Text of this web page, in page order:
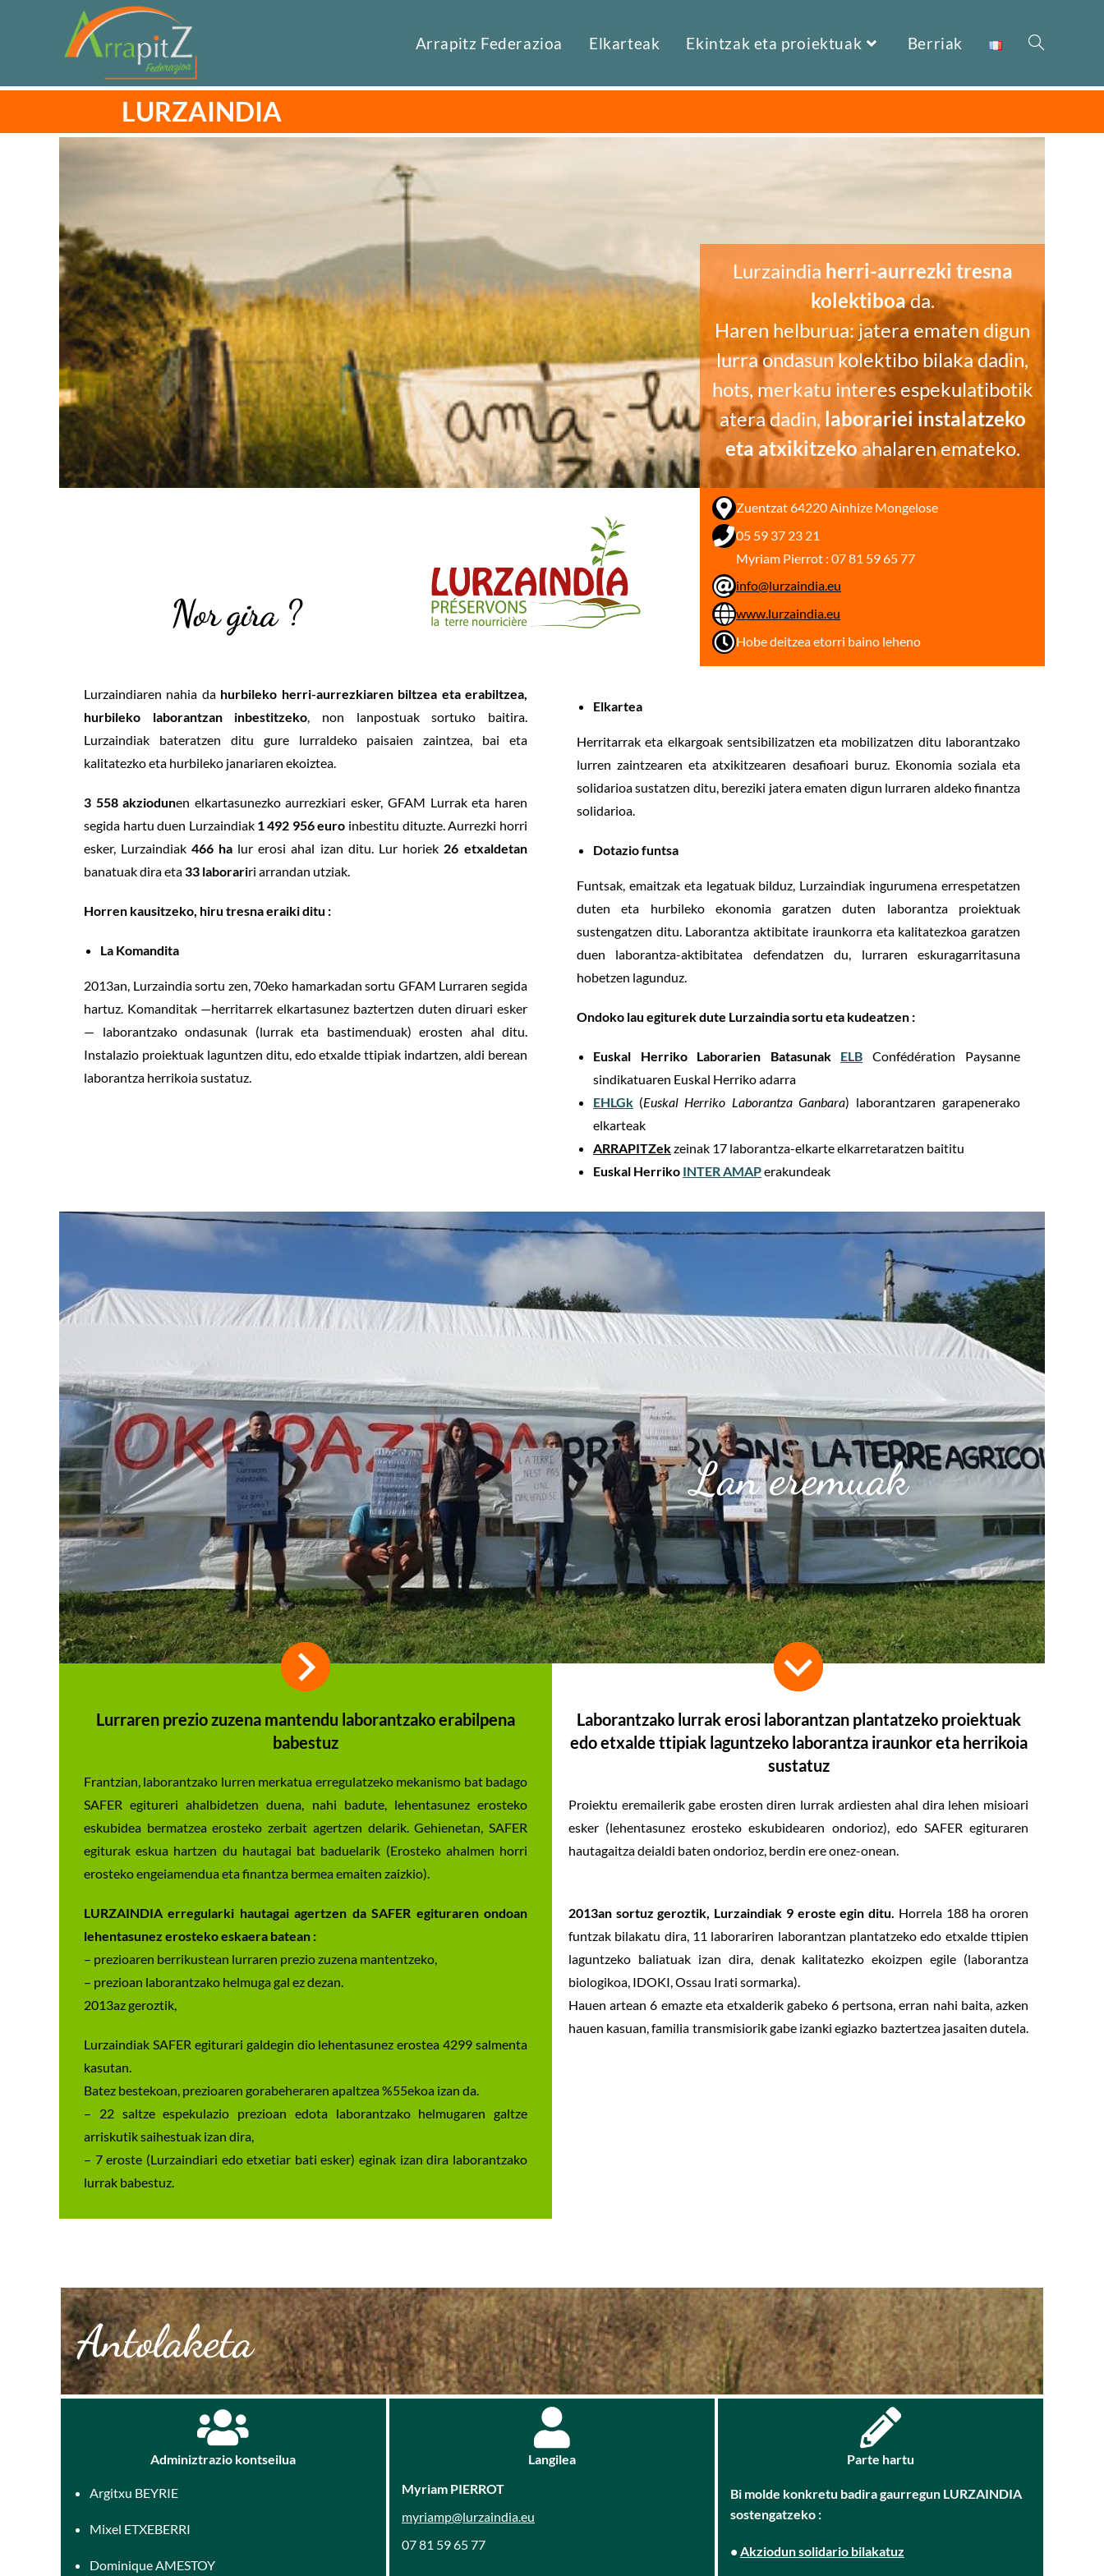
Arrapitz Federazioa Elkarteak Ekintzak eta proiektuak Berriak
LURZAINDIA
Lurzaindia herri-aurrezki tresna
kolektiboada.
Haren helburua: jatera ematen digun
lurra ondasun kolektibo bilaka dadin,
hots, merkatu interes espekulatibotik
atera dadin, laborariei instalatzeko
eta atxikitzeko ahalaren emateko.
Nor gira ?
Zuentzat 64220 Ainhize Mongelose
05 59 37 23 21
Myriam Pierrot : 07 81 59 65 77
info@lurzaindia.eu
www.lurzaindia.eu
Hobe deitzea etorri baino leheno
Lurzaindiaren nahia da hurbileko herri-aurrezkiaren biltzea eta erabiltzea,
hurbileko laborantzan inbestitzeko, non lanpostuak sortuko baitira.
Lurzaindiak bateratzen ditu gure lurraldeko paisaien zaintzea, bai eta
kalitatezko eta hurbileko janariaren ekoiztea.
3 558 akziodunen elkartasunezko aurrezkiari esker, GFAM Lurrak eta haren
segida hartu duen Lurzaindiak 1 492 956 euro inbestitu dituzte. Aurrezki horri
esker, Lurzaindiak 466 ha lur erosi ahal izan ditu. Lur horiek 26 etxaldetan
banatuak dira eta33 laborariri arrandan utziak.
Horren kausitzeko, hiru tresna eraiki ditu :
La Komandita
2013an, Lurzaindia sortu zen, 70eko hamarkadan sortu GFAM Lurraren segida
hartuz. Komanditak —herritarrek elkartasunez baztertzen duten diruari esker
— laborantzako ondasunak (lurrak eta bastimenduak) erosten ahal ditu.
Instalazio proiektuak laguntzen ditu, edo etxalde ttipiak indartzen, aldi berean
laborantza herrikoia sustatuz.
Elkartea
Herritarrak eta elkargoak sentsibilizatzen eta mobilizatzen ditu laborantzako
lurren zaintzearen eta atxikitzearen desafioari buruz. Ekonomia soziala eta
solidarioa sustatzen ditu, bereziki jatera ematen digun lurraren aldeko finantza
solidarioa.
Dotazio funtsa
Funtsak, emaitzak eta legatuak bilduz, Lurzaindiak ingurumena errespetatzen
duten eta hurbileko ekonomia garatzen duten laborantza proiektuak
sustengatzen ditu. Laborantza aktibitate iraunkorra eta kalitatezkoa garatzen
duen laborantza-aktibitatea defendatzen du, lurraren eskuragarritasuna
hobetzen lagunduz.
Ondoko lau egiturek dute Lurzaindia sortu eta kudeatzen :
Euskal Herriko Laborarien Batasunak ELB Confédération Paysanne
sindikatuaren Euskal Herriko adarra
EHLGk (Euskal Herriko Laborantza Ganbara) laborantzaren garapenerako
elkarteak
ARRAPITZekzeinak 17 laborantza-elkarte elkarretaratzen baititu
Euskal Herriko INTER AMAPerakundeak
Lan eremuak
Lurraren prezio zuzena mantendu laborantzako erabilpena
babestuz
Frantzian, laborantzako lurren merkatua erregulatzeko mekanismo bat badago
SAFER egitureri ahalbidetzen duena, nahi badute, lehentasunez erosteko
eskubidea bermatzea erosteko zerbait agertzen delarik. Gehienetan, SAFER
egiturak eskua hartzen du hautagai bat baduelarik (Erosteko ahalmen horri
erosteko engeiamendua eta finantza bermea emaiten zaizkio).
LURZAINDIA erregularki hautagai agertzen da SAFER egituraren ondoan
lehentasunez erosteko eskaera batean :
– prezioaren berrikustean lurraren prezio zuzena mantentzeko,
– prezioan laborantzako helmuga gal ez dezan.
2013az geroztik,
Lurzaindiak SAFER egiturari galdegin dio lehentasunez erostea 4299 salmenta
kasutan.
Batez bestekoan, prezioaren gorabeheraren apaltzea %55ekoa izan da.
– 22 saltze espekulazio prezioan edota laborantzako helmugaren galtze
arriskutik saihestuak izan dira,
– 7 eroste (Lurzaindiari edo etxetiar bati esker) eginak izan dira laborantzako
lurrak babestuz.
Laborantzako lurrak erosi laborantzan plantatzeko proiektuak
edo etxalde ttipiak laguntzeko laborantza iraunkor eta herrikoia
sustatuz
Proiektu eremailerik gabe erosten diren lurrak ardiesten ahal dira lehen misioari
esker (lehentasunez erosteko eskubidearen ondorioz), edo SAFER egituraren
hautagaitza deialdi baten ondorioz, berdin ere onez-onean.
2013an sortuz geroztik, Lurzaindiak 9 eroste egin ditu. Horrela 188 ha ororen
funtzak bilakatu dira, 11 laborariren laborantzan plantatzeko edo etxalde ttipien
laguntzeko baliatuak izan dira, denak kalitatezko ekoizpen egile (laborantza
biologikoa, IDOKI, Ossau Irati sormarka).
Hauen artean 6 emazte eta etxalderik gabeko 6 pertsona, erran nahi baita, azken
hauen kasuan, familia transmisiorik gabe izanki egiazko baztertzea jasaiten dutela.
Antolaketa
Adminiztrazio kontseilua
Argitxu BEYRIE
Mixel ETXEBERRI
Dominique AMESTOY
Langilea
Myriam PIERROT
myriamp@lurzaindia.eu
07 81 59 65 77
Parte hartu
Bi molde konkretu badira gaurregun LURZAINDIA
sostengatzeko :
•Akziodun solidario bilakatuz